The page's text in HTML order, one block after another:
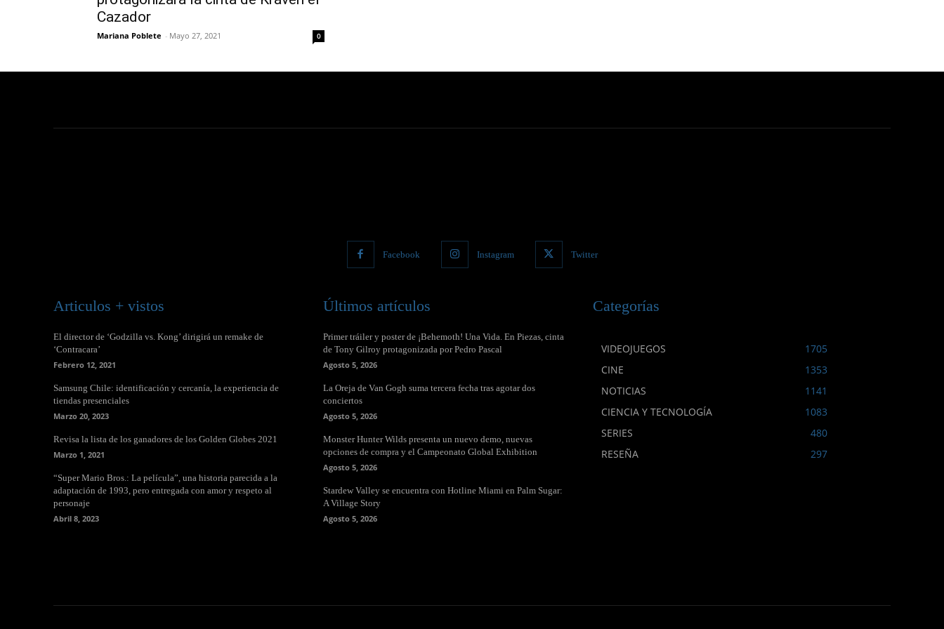
Cazador
Mariana Poblete - Mayo 27, 2021 0
Facebook Instagram Twitter
Articulos + vistos
El director de ‘Godzilla vs. Kong’ dirigirá un remake de
‘Contracara’
Febrero 12, 2021
Samsung Chile: identificación y cercanía, la experiencia de
tiendas presenciales
Marzo 20, 2023
Revisa la lista de los ganadores de los Golden Globes 2021
Marzo 1, 2021
“Super Mario Bros.: La película”, una historia parecida a la
adaptación de 1993, pero entregada con amor y respeto al
personaje
Abril 8, 2023
Últimos artículos
Primer tráiler y poster de ¡Behemoth! Una Vida. En Piezas, cinta
de Tony Gilroy protagonizada por Pedro Pascal
Agosto 5, 2026
La Oreja de Van Gogh suma tercera fecha tras agotar dos
conciertos
Agosto 5, 2026
Monster Hunter Wilds presenta un nuevo demo, nuevas
opciones de compra y el Campeonato Global Exhibition
Agosto 5, 2026
Stardew Valley se encuentra con Hotline Miami en Palm Sugar:
A Village Story
Agosto 5, 2026
Categorías
VIDEOJUEGOS
1705
CINE
1353
NOTICIAS
1141
CIENCIA Y TECNOLOGÍA
1083
SERIES
480
RESEÑA
297